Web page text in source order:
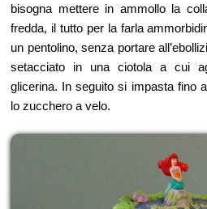
bisogna mettere in ammollo la
fredda, il tutto per la farla
un pentolino, senza portare
setacciato in una ciotola a cui
glicerina. In seguito si impasta fino
lo zucchero a velo.